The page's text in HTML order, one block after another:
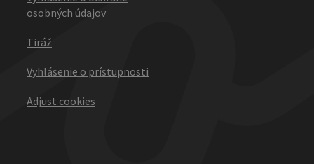
osobných údajov
Tiráž
Vyhlásenie o prístupnosti
Adjust cookies